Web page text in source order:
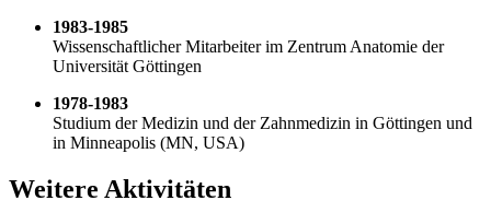
1983-1985
Wissenschaftlicher Mitarbeiter im Zentrum Anatomie der
Universität Göttingen
1978-1983
Studium der Medizin und der Zahnmedizin in Göttingen und
in Minneapolis (MN, USA)
Weitere Aktivitäten